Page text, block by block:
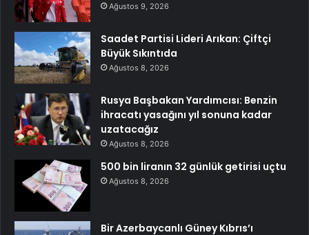
Ağustos 9, 2026
Saadet Partisi Lideri Arıkan: Çiftçi
Büyük Sıkıntıda
Ağustos 8, 2026
Rusya Başbakan Yardımcısı: Benzin
ihracatı yasağını yıl sonuna kadar
uzatacağız
Ağustos 8, 2026
500 bin liranın 32 günlük getirisi uçtu
Ağustos 8, 2026
Bir Azerbaycanlı Güney Kıbrıs’ı